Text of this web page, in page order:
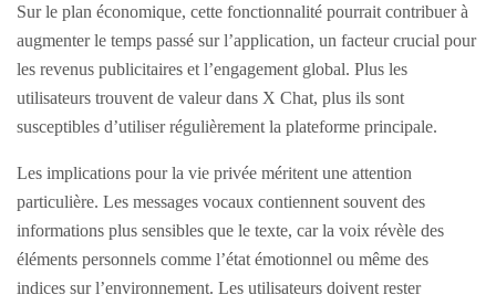
Sur le plan économique, cette fonctionnalité pourrait contribuer à
augmenter le temps passé sur l’application, un facteur crucial pour
les revenus publicitaires et l’engagement global. Plus les
utilisateurs trouvent de valeur dans X Chat, plus ils sont
susceptibles d’utiliser régulièrement la plateforme principale.
Les implications pour la vie privée méritent une attention
particulière. Les messages vocaux contiennent souvent des
informations plus sensibles que le texte, car la voix révèle des
éléments personnels comme l’état émotionnel ou même des
indices sur l’environnement. Les utilisateurs doivent rester